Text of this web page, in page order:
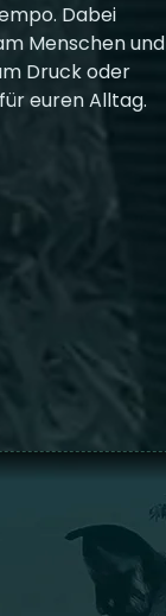
Dabei
Menschen und
Druck oder
euren Alltag.